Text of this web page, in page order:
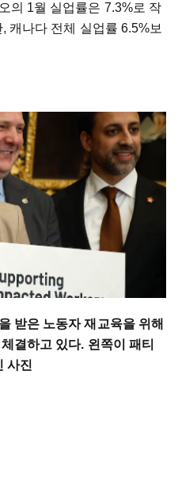
의 1월 실업률은 7.3%로 작
캐나다 전체 실업률 6.5%보
받은 노동자 재교육을 위해
결하고 있다. 왼쪽이 패티
사진